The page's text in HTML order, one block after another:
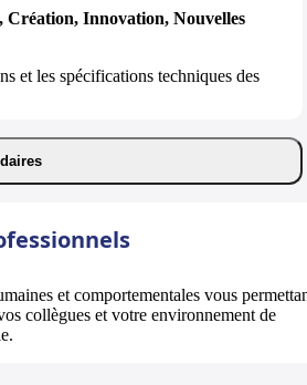
Création, Innovation, Nouvelles
et les spécifications techniques des
et comportementales vous
collègues et votre environnement de